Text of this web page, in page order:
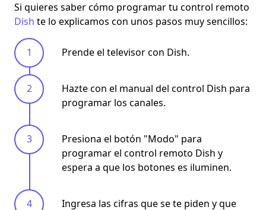
Si quieres saber cómo programar tu control remoto
Dish te lo explicamos con unos pasos muy sencillos:
Prende el televisor con Dish.
Hazte con el manual del control Dish para
programar los canales.
Presiona el botón "Modo" para
programar el control remoto Dish y
espera a que los botones es iluminen.
Ingresa las cifras que se te piden y que